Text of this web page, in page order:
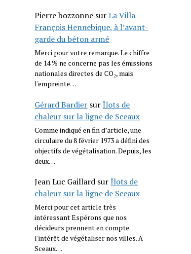
Pierre bozzonne surLa Villa
François Hennebique, à l’avant-
garde du béton armé
Merci pour votre remarque. Le chiffre
de 14 % ne concerne pas les émissions
nationales directes de CO₂, mais
l'empreinte…
Gérard Bardier surÎlots de
chaleur sur la ligne de Sceaux
Comme indiqué en fin d’article, une
circulaire du 8 février 1973 a défini des
objectifs de végétalisation. Depuis, les
deux…
Jean Luc Gaillard surÎlots de
chaleur sur la ligne de Sceaux
Merci pour cet article très
intéressant Espérons que nos
décideurs prennent en compte
l'intérêt de végétaliser nos villes. A
Sceaux…